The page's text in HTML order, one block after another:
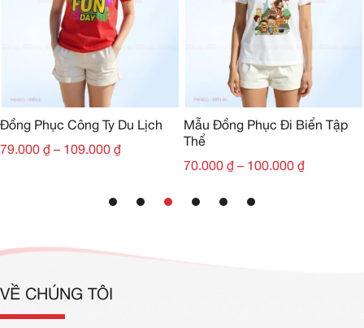
Đồng Phục Công Ty Du Lịch
79.000 ₫ – 109.000 ₫
Mẫu Đồng Phục Đi Biển Tập
Thể
70.000 ₫ – 100.000 ₫
VỀ CHÚNG TÔI